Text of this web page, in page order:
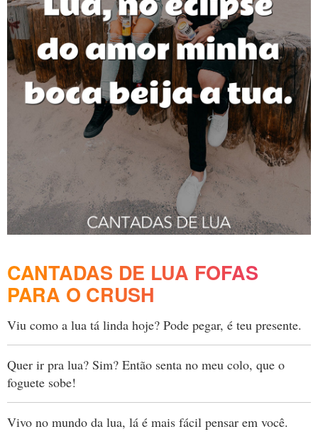
CANTADAS DE LUA FOFAS
PARA O CRUSH
Viu como a lua tá linda hoje? Pode pegar, é teu presente.
Quer ir pra lua? Sim? Então senta no meu colo, que o
foguete sobe!
Vivo no mundo da lua, lá é mais fácil pensar em você.